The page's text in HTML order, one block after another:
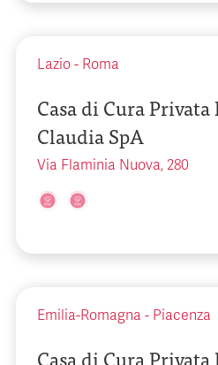
Lazio - Roma
Casa di Cura
Claudia SpA
Via Flaminia Nuova, 280
Emilia-Romagna - Piacenza
Casa di Cura Privata